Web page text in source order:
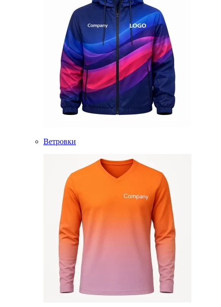
Ветровки